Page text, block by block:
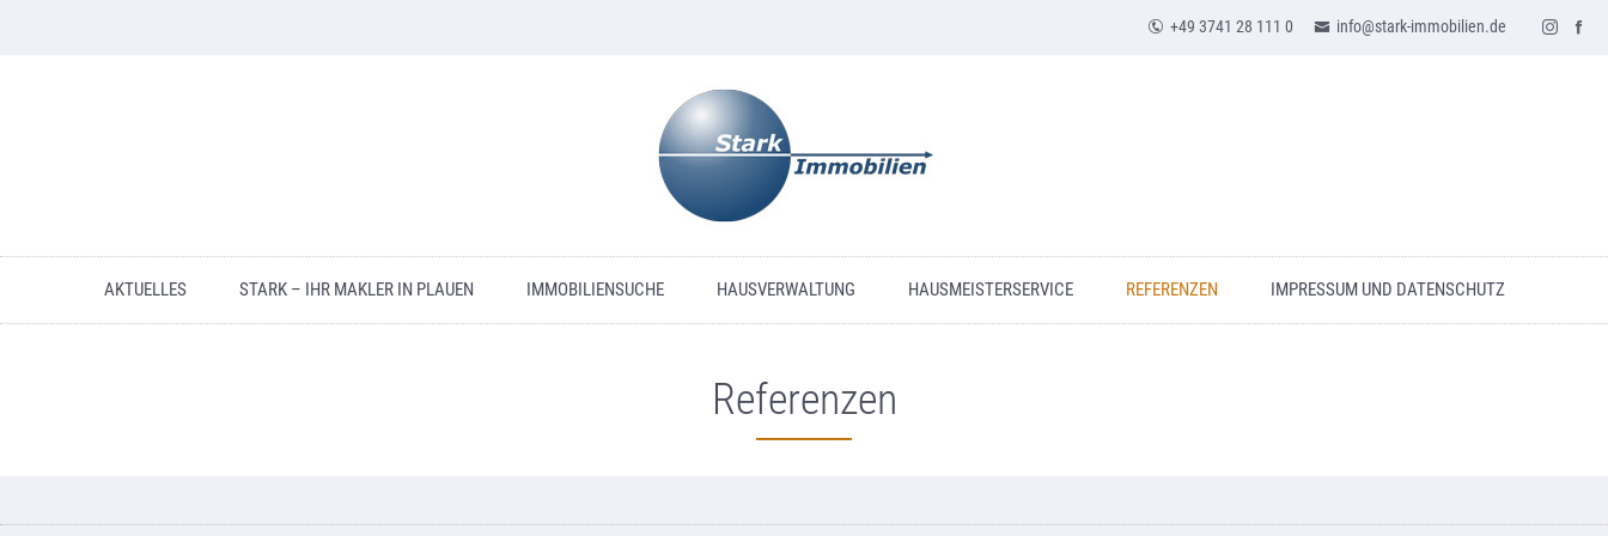
+49 3741 28 111 0 info@stark-immobilien.de
AKTUELLES STARK – IHR MAKLER IN PLAUEN IMMOBILIENSUCHE HAUSVERWALTUNG HAUSMEISTERSERVICE REFERENZEN IMPRESSUM UND DATENSCHUTZ
Referenzen